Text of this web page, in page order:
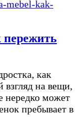
пережить
как
взгляд на вещи,
нередко может
пребывает в